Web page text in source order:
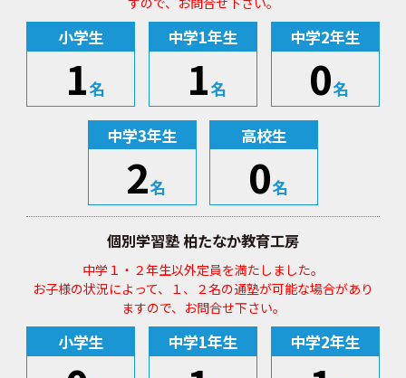
小学生
1名
中学1年生
1名
中学2年生
0名
中学3年生
2名
高校生
0名
個別学習塾 柏たなか教育工房
中学１・２年生以外定員を満たしました。
お子様の状況によって、１、２名の通塾が可能な場合があり
ますので、お問合せ下さい。
小学生 中学1年生 中学2年生